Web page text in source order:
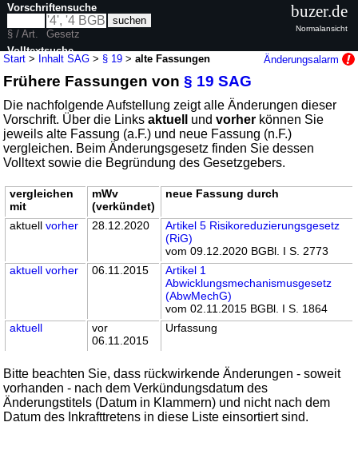
Start > Inhalt SAG > § 19 >alte Fassungen Änderungsalarm
Frühere Fassungen von§ 19 SAG
Die nachfolgende Aufstellung zeigt alle Änderungen dieser
Vorschrift. Über die Linksaktuell undvorher können Sie
jeweils alte Fassung (a.F.) und neue Fassung (n.F.)
vergleichen. Beim Änderungsgesetz finden Sie dessen
Volltext sowie die Begründung des Gesetzgebers.
vergleichen
mit
mWv
(verkündet)
neue Fassung durch
aktuellvorher 28.12.2020
Artikel 5 Risikoreduzierungsgesetz
(RiG)
vom 09.12.2020 BGBl. I S. 2773
aktuell vorher 06.11.2015
Artikel 1
Abwicklungsmechanismusgesetz
(AbwMechG)
vom 02.11.2015 BGBl. I S. 1864
aktuell
vor
06.11.2015
Urfassung
Bitte beachten Sie, dass rückwirkende Änderungen - soweit
vorhanden - nach dem Verkündungsdatum des
Änderungstitels (Datum in Klammern) und nicht nach dem
Datum des Inkrafttretens in diese Liste einsortiert sind.
Vorschriftensuche
§ / Art.
Gesetz
Volltextsuche
nur in SAG
buzer.de
Normalansicht